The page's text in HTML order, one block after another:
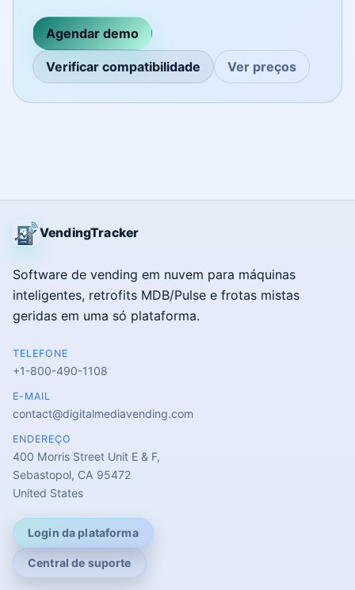
Agendar demo
Verificar compatibilidade Ver preços
VendingTracker
Software de vending em nuvem para máquinas
inteligentes, retrofits MDB/Pulse e frotas mistas
geridas em uma só plataforma.
TELEFONE
+1-800-490-1108
E-MAIL
contact@digitalmediavending.com
ENDEREÇO
400 Morris Street Unit E & F,
Sebastopol, CA 95472
United States
Login da plataforma
Central de suporte